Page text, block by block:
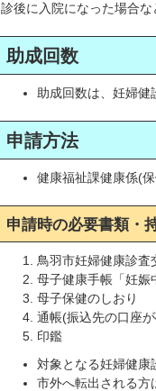
診後に入院になった場合
助成回数
助成回数は、妊婦健
申請方法
健康福祉課健康係(
申請時の必要書類・
鳥羽市妊婦健康診査
母子健康手帳「妊娠
母子保健のしおり
通帳(振込先の口座
印鑑
対象となる妊婦健康
市外へ転出される方